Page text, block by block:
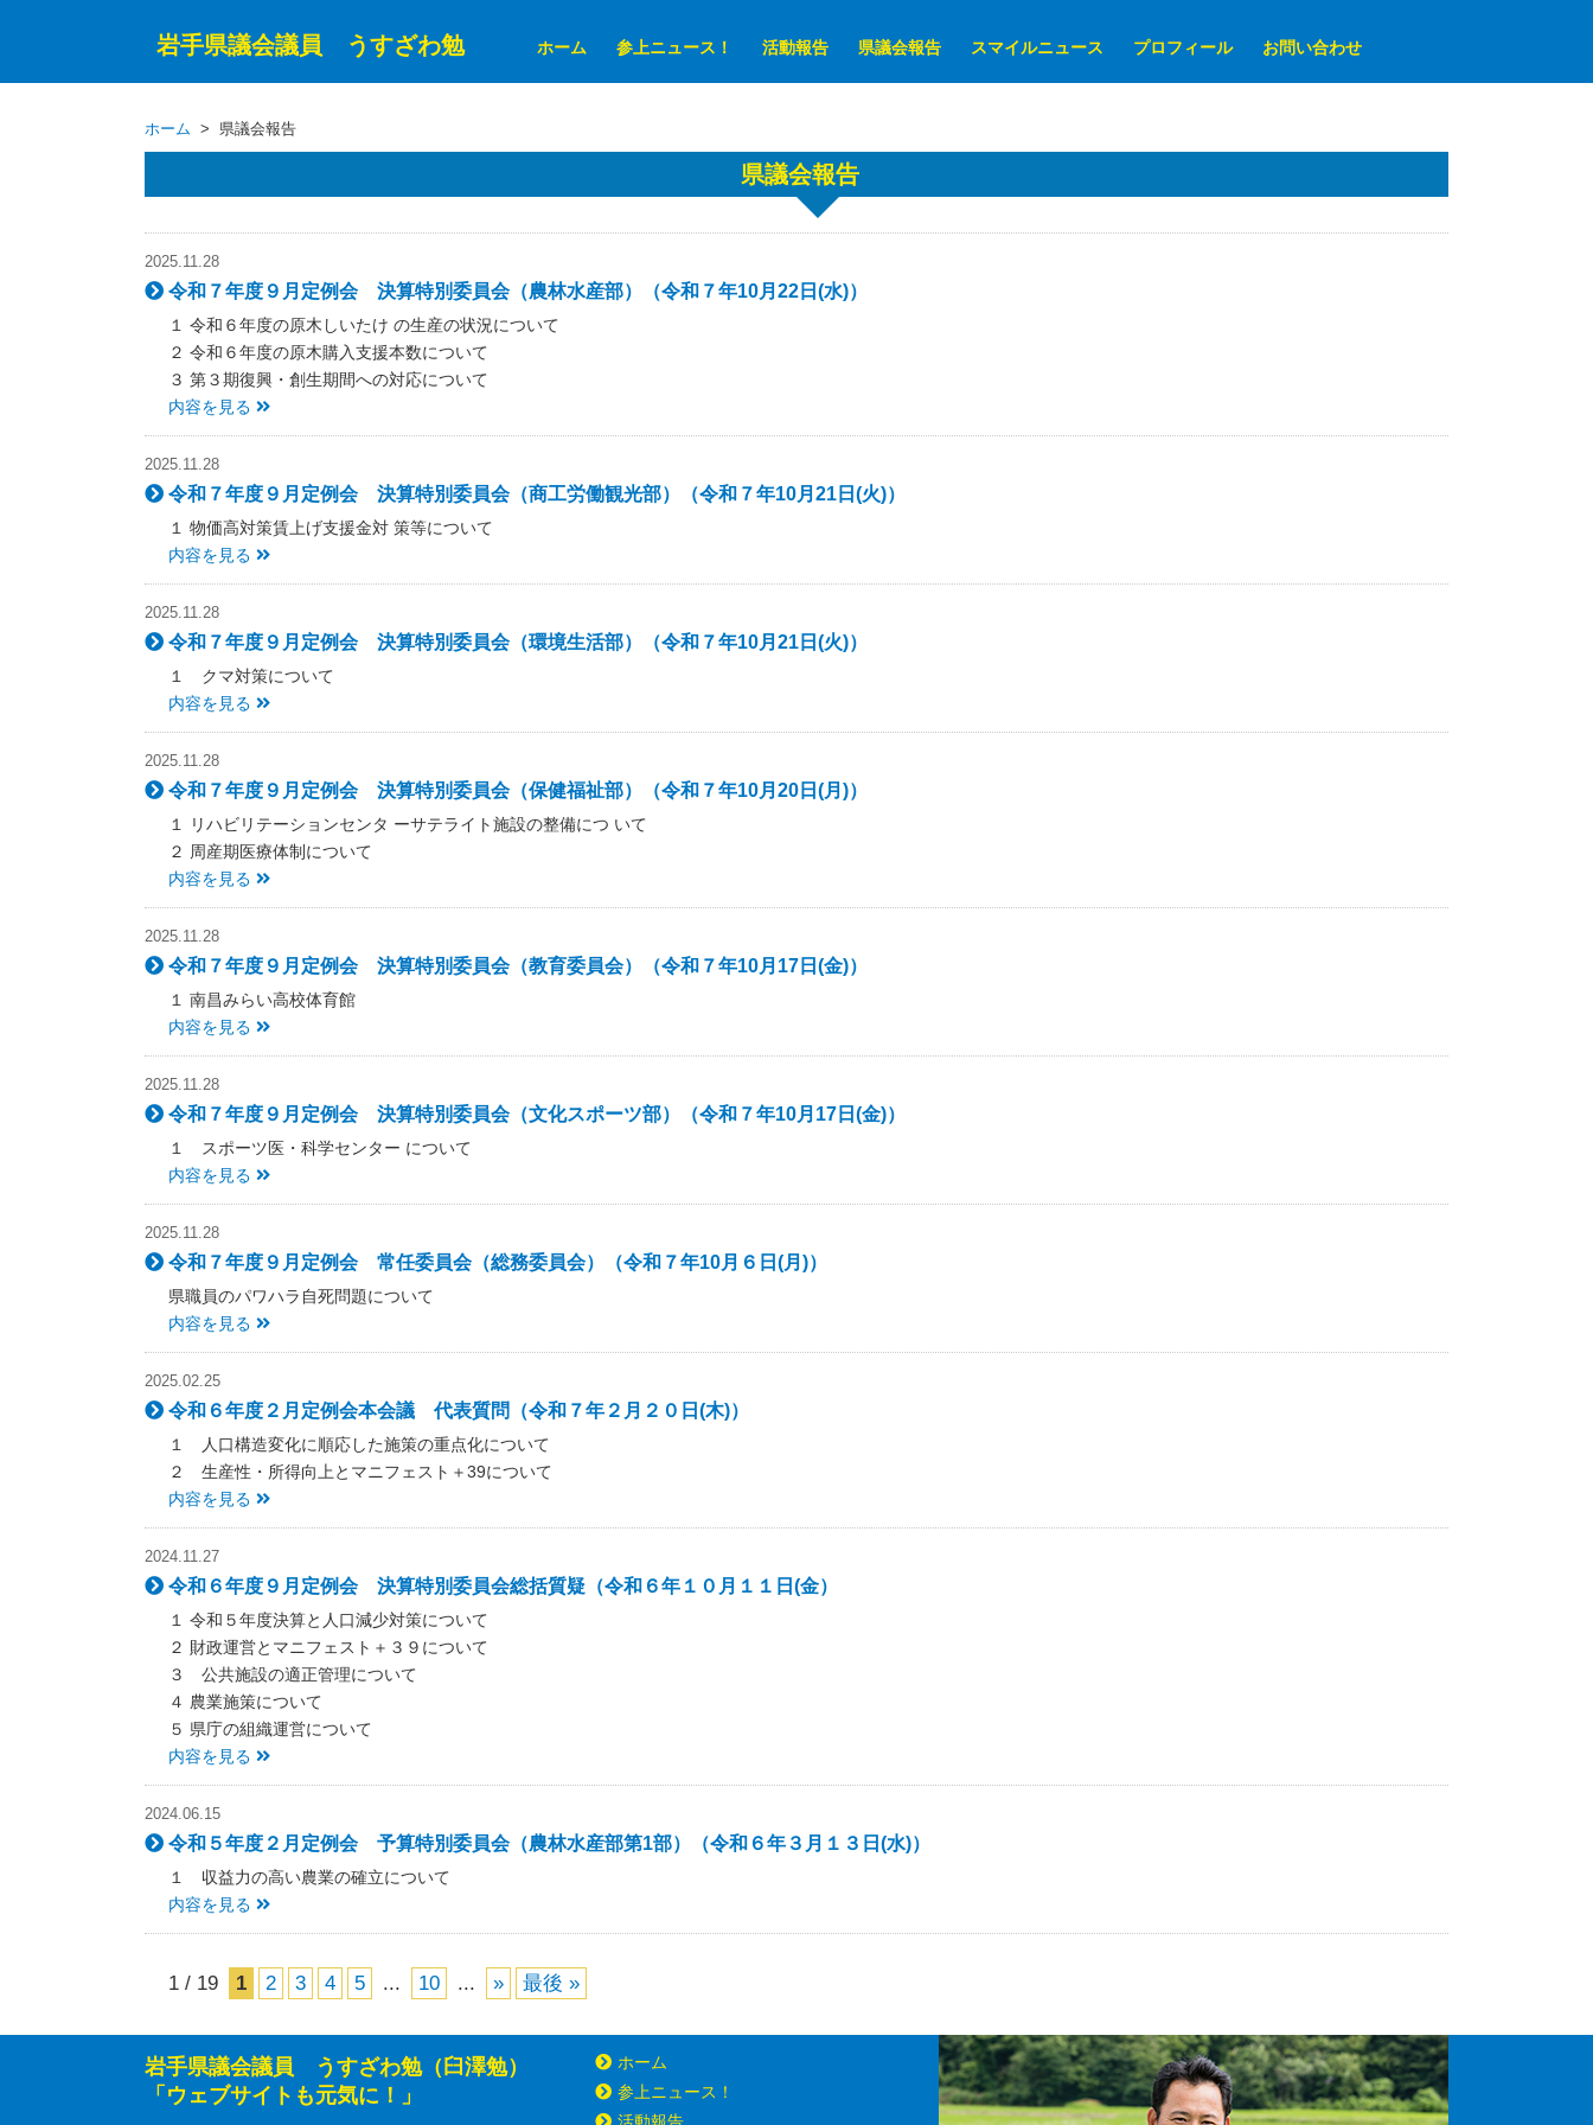
岩手県議会議員 うすざわ勉 ホーム 参上ニュース！ 活動報告 県議会報告 スマイルニュース プロフィール お問い合わせ
ホーム > 県議会報告
県議会報告
2025.11.28
令和７年度９月定例会 決算特別委員会（農林水産部）（令和７年10月22日(水)）
１ 令和６年度の原木しいたけ の生産の状況について
２ 令和６年度の原木購入支援本数について
３ 第３期復興・創生期間への対応について
内容を見る
2025.11.28
令和７年度９月定例会 決算特別委員会（商工労働観光部）（令和７年10月21日(火)）
１ 物価高対策賃上げ支援金対 策等について
内容を見る
2025.11.28
令和７年度９月定例会 決算特別委員会（環境生活部）（令和７年10月21日(火)）
１ クマ対策について
内容を見る
2025.11.28
令和７年度９月定例会 決算特別委員会（保健福祉部）（令和７年10月20日(月)）
１ リハビリテーションセンタ ーサテライト施設の整備につ いて
２ 周産期医療体制について
内容を見る
2025.11.28
令和７年度９月定例会 決算特別委員会（教育委員会）（令和７年10月17日(金)）
１ 南昌みらい高校体育館
内容を見る
2025.11.28
令和７年度９月定例会 決算特別委員会（文化スポーツ部）（令和７年10月17日(金)）
１ スポーツ医・科学センター について
内容を見る
2025.11.28
令和７年度９月定例会 常任委員会（総務委員会）（令和７年10月６日(月)）
県職員のパワハラ自死問題について
内容を見る
2025.02.25
令和６年度２月定例会本会議 代表質問（令和７年２月２０日(木)）
１ 人口構造変化に順応した施策の重点化について
２ 生産性・所得向上とマニフェスト＋39について
内容を見る
2024.11.27
令和６年度９月定例会 決算特別委員会総括質疑（令和６年１０月１１日(金）
１ 令和５年度決算と人口減少対策について
２ 財政運営とマニフェスト＋３９について
３ 公共施設の適正管理について
４ 農業施策について
５ 県庁の組織運営について
内容を見る
2024.06.15
令和５年度２月定例会 予算特別委員会（農林水産部第1部）（令和６年３月１３日(水)）
１ 収益力の高い農業の確立について
内容を見る
1 / 19 1 2 3 4 5 ... 10 ... » 最後 »
岩手県議会議員 うすざわ勉（臼澤勉）
「ウェブサイトも元気に！」
ホーム
参上ニュース！